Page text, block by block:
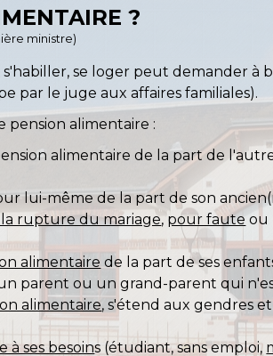
?
ministre)
se loger peut demander à
par le juge aux affaires familiales).
pension alimentaire :
alimentaire de la part de
lui-même de la part de son
rupture du mariage, pour faute ou
alimentaire de la part de ses
parent ou un grand-parent qui
alimentaire, s'étend aux gendres
à ses besoins (étudiant, sans emploi,